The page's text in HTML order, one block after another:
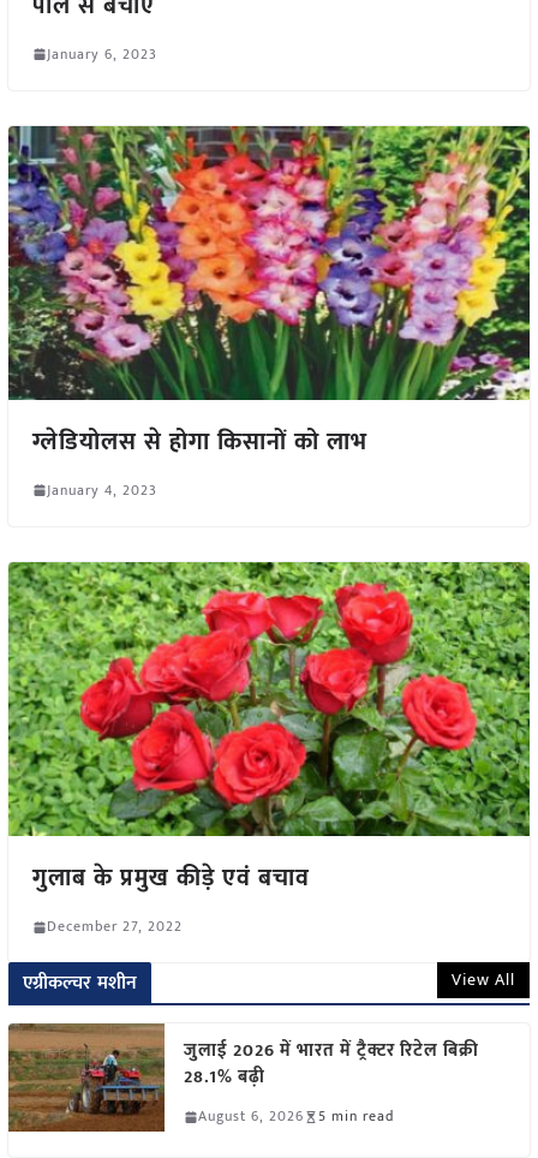
January 6, 2023
ग्लेडियोलस से होगा किसानों को लाभ
January 4, 2023
गुलाब के प्रमुख कीड़े एवं बचाव
December 27, 2022
एग्रीकल्चर मशीन View All
जुलाई 2026 में भारत में ट्रैक्टर रिटेल बिक्री
28.1% बढ़ी
August 6, 2026 5 min read